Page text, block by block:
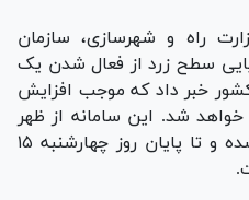
راه و شهرسازی، سازمان
سطح زرد از فعال شدن یک
خبر داد که موجب افزایش
خواهد شد. این سامانه از ظهر
دوشنبه ۱۳ اسفند ۱۴۰۳ آغاز شده و تا پایان روز چهارشنبه ۱۵